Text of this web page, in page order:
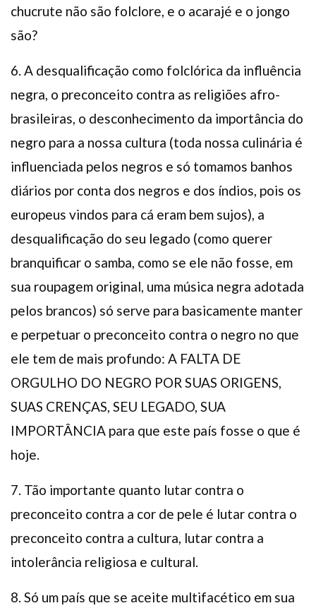
chucrute não são folclore, e o acarajé e o jongo
são?
6. A desqualificação como folclórica da influência
negra, o preconceito contra as religiões afro-
brasileiras, o desconhecimento da importância do
negro para a nossa cultura (toda nossa culinária é
influenciada pelos negros e só tomamos banhos
diários por conta dos negros e dos índios, pois os
europeus vindos para cá eram bem sujos), a
desqualificação do seu legado (como querer
branquificar o samba, como se ele não fosse, em
sua roupagem original, uma música negra adotada
pelos brancos) só serve para basicamente manter
e perpetuar o preconceito contra o negro no que
ele tem de mais profundo: A FALTA DE
ORGULHO DO NEGRO POR SUAS ORIGENS,
SUAS CRENÇAS, SEU LEGADO, SUA
IMPORTÂNCIA para que este país fosse o que é
hoje.
7. Tão importante quanto lutar contra o
preconceito contra a cor de pele é lutar contra o
preconceito contra a cultura, lutar contra a
intolerância religiosa e cultural.
8. Só um país que se aceite multifacético em sua